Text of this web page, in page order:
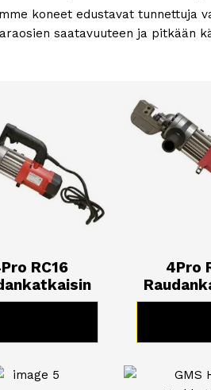
koneet edustavat tunnettuja
saatavuuteen ja pitkään
RC16
4Pro